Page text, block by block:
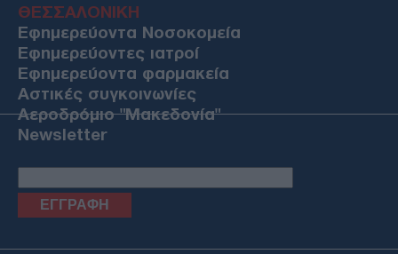
ΘΕΣΣΑΛΟΝΙΚΗ
Εφημερεύοντα Νοσοκομεία
Εφημερεύοντες ιατροί
Εφημερεύοντα φαρμακεία
Αστικές συγκοινωνίες
Αεροδρόμιο "Μακεδονία"
Newsletter